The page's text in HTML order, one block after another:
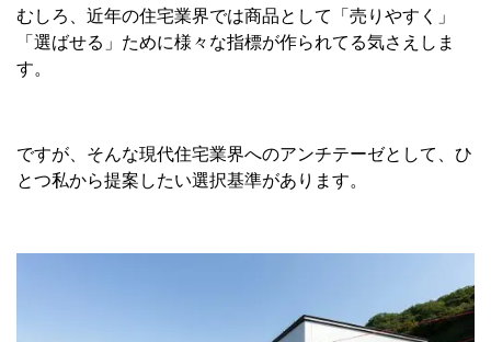
むしろ、近年の住宅業界では商品として「売りやすく」
「選ばせる」ために様々な指標が作られてる気さえしま
す。
ですが、そんな現代住宅業界へのアンチテーゼとして、ひ
とつ私から提案したい選択基準があります。